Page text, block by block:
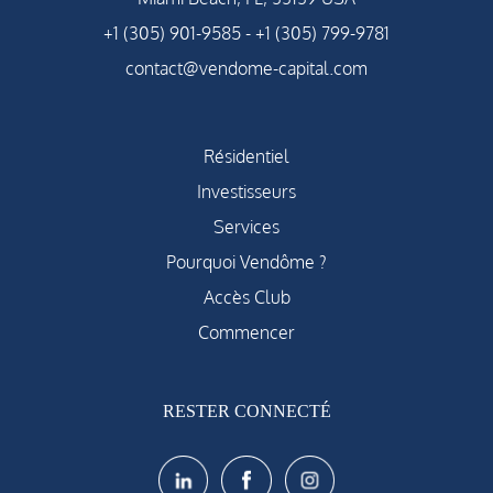
+1 (305) 901-9585 - +1 (305) 799-9781
contact@vendome-capital.com
Résidentiel
Investisseurs
Services
Pourquoi Vendôme ?
Accès Club
Commencer
RESTER CONNECTÉ